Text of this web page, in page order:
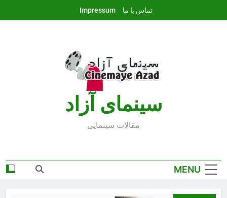
تماس با ما Impressum
سينماى آزاد
مقالات سينمايى
MENU